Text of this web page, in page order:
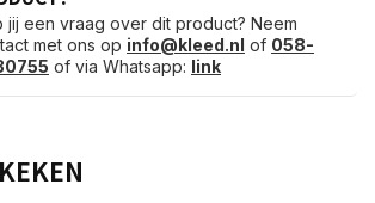
jij een vraag over dit product? Neem
met ons op info@kleed.nl of 058-
of via Whatsapp: link